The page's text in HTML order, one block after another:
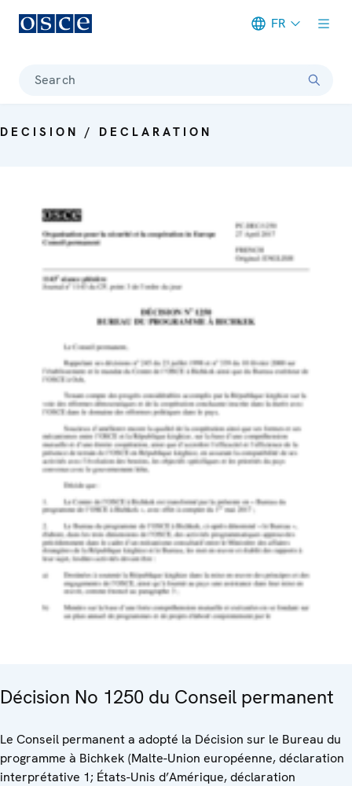
FR
Search
DECISION / DECLARATION
Décision No 1250 du Conseil permanent
Le Conseil permanent a adopté la Décision sur le Bureau du
programme à Bichkek (Malte-Union européenne, déclaration
interprétative 1; États-Unis d’Amérique, déclaration